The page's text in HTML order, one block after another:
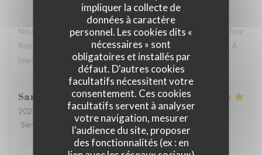
impliquer la collecte de
données à caractère
personnel. Les cookies dits «
nécessaires » sont
obligatoires et installés par
défaut. D'autres cookies
facultatifs nécessitent votre
consentement. Ces cookies
facultatifs servent à analyser
votre navigation, mesurer
l'audience du site, proposer
des fonctionnalités (ex : en
Robert et Louisea répondu à cet avis
Nous sommes ravis que vous ayez passé un bon moment chez
Robert et Louise, Et vous remercions pour votre message. A
bientôt ?
Sam
2026-07-17
- 17:45 - Couverts 2
Service
Ambiance : 5/5 Cuisine: 5/5 Qualité / Prix
Robert et Louisea répondu à cet avis